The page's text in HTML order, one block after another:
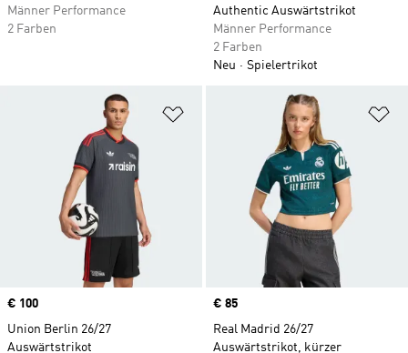
Männer Performance
2 Farben
Authentic Auswärtstrikot
Männer Performance
2 Farben
Neu
Spielertrikot
Zur Wunschliste hinzufügen
Price
€ 100
Union Berlin 26/27
Auswärtstrikot
Price
€ 85
Real Madrid 26/27
Auswärtstrikot, kürzer